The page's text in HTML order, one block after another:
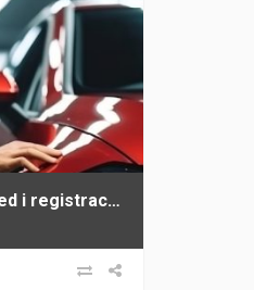
Tehnički pregled i registracija vozila Beograd Top Heel Tim Group